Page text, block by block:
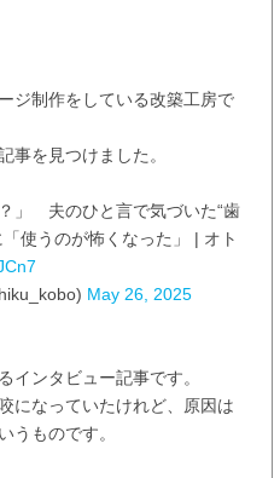
ジ制作をしている改築工房で
事を見つけました。
」 夫のひと言で気づいた“歯
使うのが怖くなった」 | オト
May 26, 2025
インタビュー記事です。
になっていたけれど、原因は
うものです。